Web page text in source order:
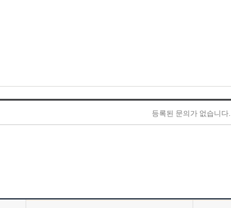
등록된 문의가 없습니다.